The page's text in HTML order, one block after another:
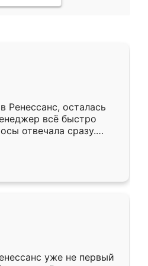
Ренессанс, осталась
всё быстро
отвечала сразу.
субботу, подошёл к
Собрали
аккуратно, даже
уже не первый